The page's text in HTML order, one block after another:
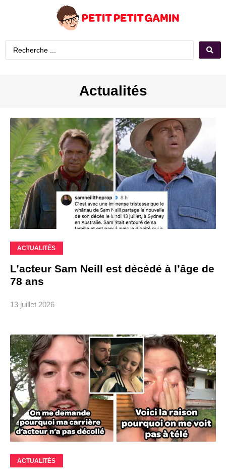
Actualités
ACTUALITÉS
L’acteur Sam Neill est décédé à l’âge de
78 ans
13 juillet 2026
ACTUALITÉS